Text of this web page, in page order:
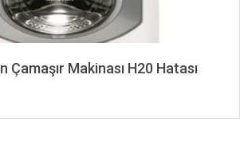
Makinası H20 Hatası